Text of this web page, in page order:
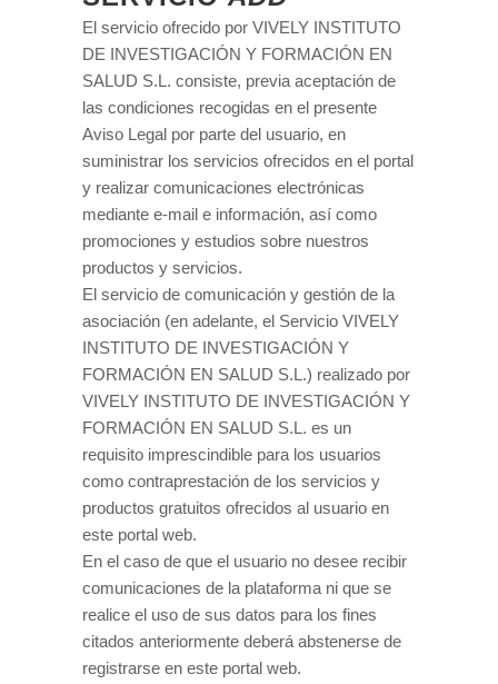
El servicio ofrecido por VIVELY INSTITUTO
DE INVESTIGACIÓN Y FORMACIÓN EN
SALUD S.L. consiste, previa aceptación de
las condiciones recogidas en el presente
Aviso Legal por parte del usuario, en
suministrar los servicios ofrecidos en el portal
y realizar comunicaciones electrónicas
mediante e-mail e información, así como
promociones y estudios sobre nuestros
productos y servicios.
El servicio de comunicación y gestión de la
asociación (en adelante, el Servicio VIVELY
INSTITUTO DE INVESTIGACIÓN Y
FORMACIÓN EN SALUD S.L.) realizado por
VIVELY INSTITUTO DE INVESTIGACIÓN Y
FORMACIÓN EN SALUD S.L. es un
requisito imprescindible para los usuarios
como contraprestación de los servicios y
productos gratuitos ofrecidos al usuario en
este portal web.
En el caso de que el usuario no desee recibir
comunicaciones de la plataforma ni que se
realice el uso de sus datos para los fines
citados anteriormente deberá abstenerse de
registrarse en este portal web.